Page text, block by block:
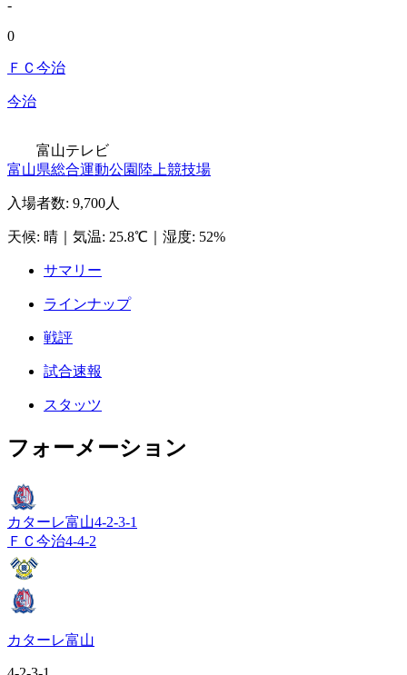
-
0
ＦＣ今治
今治
富山テレビ
富山県総合運動公園陸上競技場
入場者数: 9,700人
天候: 晴 気温: 25.8℃ 湿度: 52%
サマリー
ラインナップ
戦評
試合速報
スタッツ
フォーメーション
カターレ富山4-2-3-1
ＦＣ今治4-4-2
カターレ富山